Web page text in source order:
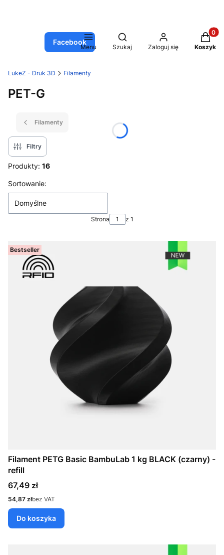
Facebook
Menu
Otwórz wyszukiwarkę
Szukaj Zaloguj się Koszyk
LukeZ - Druk 3D Filamenty
PET-G
Filamenty
Filtry
Produkty: 16
Lista produktów
Sortowanie:
Domyślne
Strona z 1
Bestseller
Filament PETG Basic BambuLab 1 kg BLACK (czarny) -
refill
Cena
67,49 zł
Cena
54,87 złbez VAT
Do koszyka